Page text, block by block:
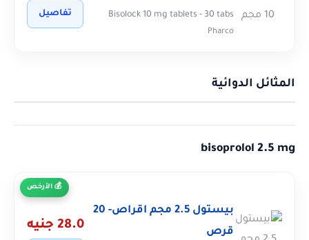
Bisolock 10 mg tablets - 30 tabs
Pharco
تفاصيل
المثائل الدوائية
bisoprolol 2.5 mg
الأرخص
بيستول 2.5 مجم اقراص- 20
قرص
28.0 جنيه